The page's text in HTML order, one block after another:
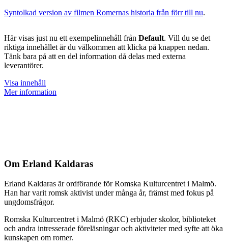
Syntolkad version av filmen Romernas historia från förr till nu.
Här visas just nu ett exempelinnehåll från Default. Vill du se det
riktiga innehållet är du välkommen att klicka på knappen nedan.
Tänk bara på att en del information då delas med externa
leverantörer.
Visa innehåll
Mer information
Om Erland Kaldaras
Erland Kaldaras är ordförande för Romska Kulturcentret i Malmö.
Han har varit romsk aktivist under många år, främst med fokus på
ungdomsfrågor.
Romska Kulturcentret i Malmö (RKC) erbjuder skolor, biblioteket
och andra intresserade föreläsningar och aktiviteter med syfte att öka
kunskapen om romer.